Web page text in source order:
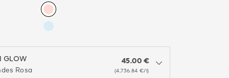
GLOW
Rosa
45.00 €
(4,736.84 €/l)
to see the available colors / to choose a color